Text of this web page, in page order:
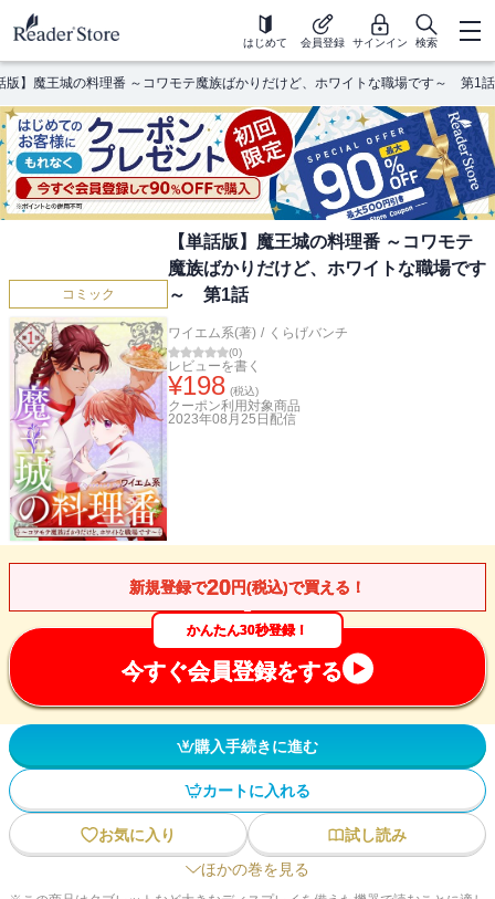
はじめて 会員登録 サインイン 検索
版】魔王城の料理番 ～コワモテ魔族ばかりだけど、ホワイトな職場です～ 第1話
コミック
【単話版】魔王城の料理番 ～コワモテ
魔族ばかりだけど、ホワイトな職場です
～ 第1話
ワイエム系(著) / くらげバンチ
(0)
レビューを書く
¥198 (税込)
クーポン利用対象商品
2023年08月25日 配信
新規登録で20円(税込)で買える！
かんたん30秒登録！
今すぐ会員登録をする
購入手続きに進む
カートに入れる
お気に入り
試し読み
ほかの巻を見る